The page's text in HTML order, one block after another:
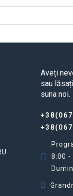
Aveți
sau
suna noi.
8:00 -